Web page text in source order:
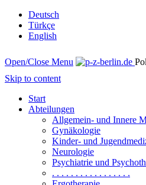
Deutsch
Türkçe
English
Open/Close Menu
Skip to content
Start
Abteilungen
Allgemein- und Innere
Gynäkologie
Kinder- und
Neurologie
Psychiatrie und
. . . . . . . . . . . . . . . . .